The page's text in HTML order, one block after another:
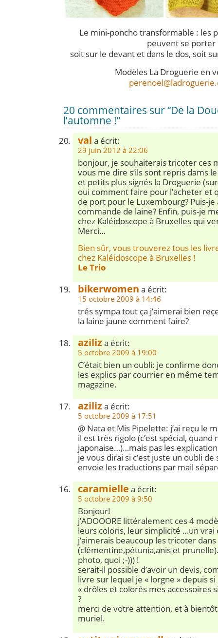
Le mini-poncho transformable : les
peuvent se porter
soit sur le devant et dans le dos, soit
Modèles La Droguerie en
20 commentaires sur “De la
l’automne !”
val a écrit:
29 juin 2012 à 22:06
bonjour, je souhaiterais tricoter ces
vous me dire s’ils sont repris dams
et petits plus signés la Droguerie
oui comment faire pour l’acheter et
de port pour le Luxembourg? Puis-je
commande de laine? Enfin, puis-je
chez Kaléidoscope à Bruxelles qui
Merci…
Bien sûr, vous trouverez tous les
chez Kaléidoscope à Bruxelles !
Le Trio
bikerwomen a écrit:
15 octobre 2009 à 14:46
trés sympa tout ça j’aimerai bien
la laine jaune comment faire?
aziliza écrit:
5 octobre 2009 à 19:00
C’était bien un oubli: je confirme
les explics par courrier en même
magazine.
aziliza écrit:
5 octobre 2009 à 17:51
@ Nata et Mis Pipelette: j’ai reçu le
il est très rigolo (c’est spécial,
japonaise…)…mais pas les
je vous dirai si c’est juste un oubli
envoie les traductions par mail
caramielle a écrit:
5 octobre 2009 à 9:50
Bonjour!
j’ADOOORE littéralement ces 4
leurs coloris, leur simplicité …un vrai
j’aimerais beaucoup les tricoter
(clémentine,pétunia,anis et
photo, quoi ;-))) !
serait-il possible d’avoir un devis,
livre sur lequel je « lorgne » depuis
« drôles et colorés mes accessoires
?
merci de votre attention, et à
muriel.